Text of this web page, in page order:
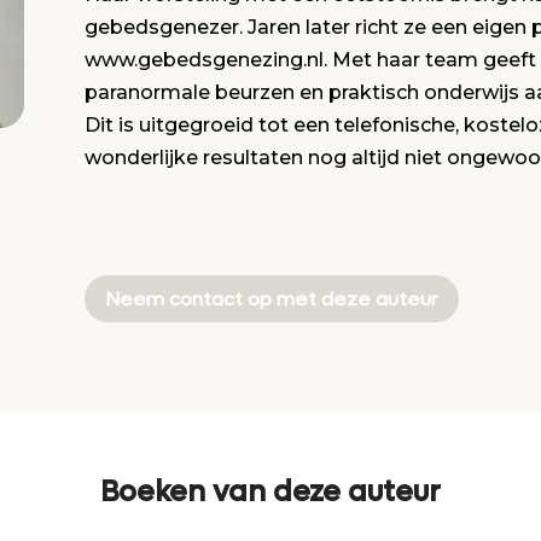
gebedsgenezer. Jaren later richt ze een
www.gebedsgenezing.nl. Met haar team
paranormale beurzen en praktisch onderwijs
Dit is uitgegroeid tot een telefonische,
wonderlijke resultaten nog altijd niet
Neem contact op met deze auteur
Boeken van deze auteur